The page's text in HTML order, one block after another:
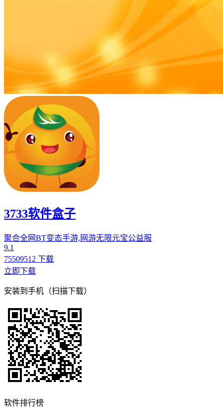
3733软件盒子
聚合全网BT变态手游,网游无限元宝公益服
9.1
75509512 下载
立即下载
安装到手机（扫描下载）
软件排行榜